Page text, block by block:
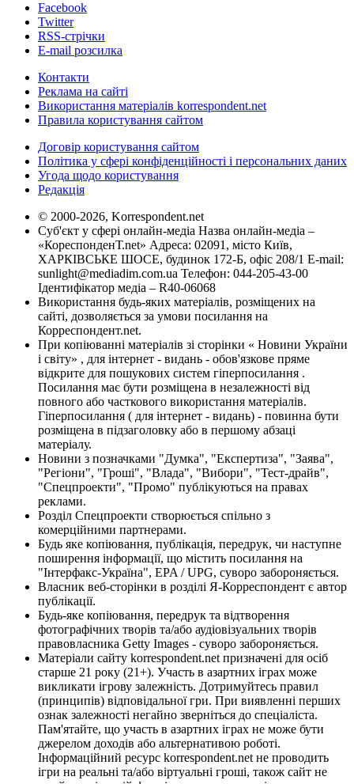
Facebook
Twitter
RSS-стрічки
E-mail розсилка
Контакти
Реклама на сайті
Використання матеріалів korrespondent.net
Правила користування сайтом
Договір користування сайтом
Політика у сфері конфіденційності і персональних даних
Угода щодо користування
Редакція
© 2000-2026, Korrespondent.net
Суб'єкт у сфері онлайн-медіа Назва онлайн-медіа –
«КореспонденТ.net» Адреса: 02091, місто Київ,
ХАРКІВСЬКЕ ШОСЕ, будинок 172-Б, офіс 208/1 E-mail:
sunlight@mediadim.com.ua Телефон: 044-205-43-00
Ідентифікатор медіа – R40-06068
Використання будь-яких матеріалів, розміщених на
сайті, дозволяється за умови посилання на
Корреспондент.net.
При копіюванні матеріалів зі сторінки « Новини України
і світу» , для інтернет - видань - обов'язкове пряме
відкрите для пошукових систем гіперпосилання .
Посилання має бути розміщена в незалежності від
повного або часткового використання матеріалів.
Гіперпосилання ( для інтернет - видань) - повинна бути
розміщена в підзаголовку або в першому абзаці
матеріалу.
Новини з позначками "Думка", "Експертиза", "Заява",
"Регіони", "Гроші", "Влада", "Вибори", "Тест-драйв",
"Спецпроекти", "Промо" публікуються на правах
реклами.
Розділ Спецпроекти створюється спільно з
комерційними партнерами.
Будь яке копіювання, публікація, передрук, чи наступне
поширення інформації, що містить посилання на
"Інтерфакс-Україна", EPA / UPG, суворо забороняється.
Власник веб-сторінки в розділі Я-Корреспондент є автор
публікації.
Будь-яке копіювання, передрук та відтворення
фотографічних творів та/або аудіовізуальних творів
правовласника Getty Images - суворо забороняється.
Матеріали сайту korrespondent.net призначені для осіб
старше 21 року (21+). Участь в азартних іграх може
викликати ігрову залежність. Дотримуйтесь правил
(принципів) відповідальної гри. При виявленні перших
ознак залежності негайно зверніться до спеціаліста.
Пам'ятайте, що участь в азартних іграх не може бути
джерелом доходів або альтернативою роботі.
Інформаційний ресурс korrespondent.net не проводить
ігри на реальні та/або віртуальні гроші, також сайт не